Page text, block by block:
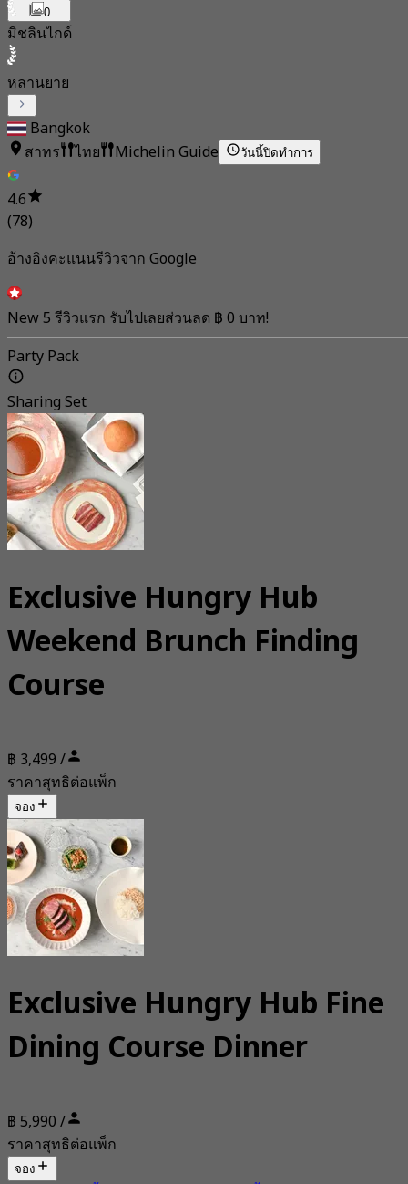
0
มิชลินไกด์
หลานยาย
Bangkok
สาทร
ไทย Michelin Guide วันนี้ปิดทำการ
4.6
(78)
อ้างอิงคะแนนรีวิวจาก Google
New 5 รีวิวแรก รับไปเลยส่วนลด ฿ 0 บาท!
Party Pack
Sharing Set
Exclusive Hungry Hub
Weekend Brunch Finding
Course
฿ 3,499 /
ราคาสุทธิต่อแพ็ก
จอง
Exclusive Hungry Hub Fine
Dining Course Dinner
฿ 5,990 /
ราคาสุทธิต่อแพ็ก
จอง